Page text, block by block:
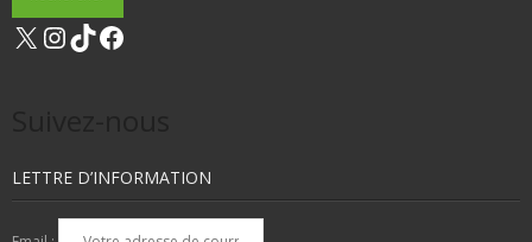
X Instagram
TikTok
LETTRE D’INFORMATION